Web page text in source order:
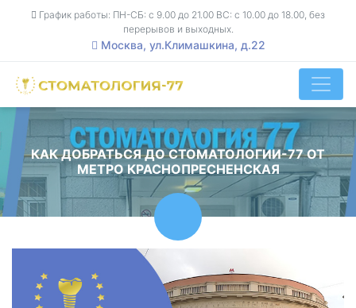
График работы: ПН-СБ: с 9.00 до 21.00 ВС: с 10.00 до 18.00, без
перерывов и выходных.
Москва, ул.Климашкина, д.22
КАК ДОБРАТЬСЯ ДО СТОМАТОЛОГИИ-77 ОТ
МЕТРО КРАСНОПРЕСНЕНСКАЯ